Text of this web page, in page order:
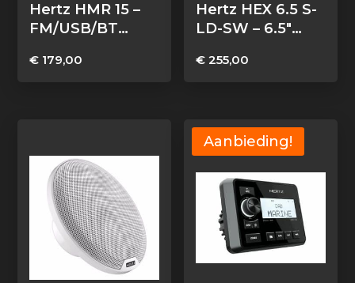
Hertz HMR 15 –
FM/USB/BT
€ 179,00
Hertz HEX 6.5 S-
LD-SW – 6.5″
coax speakers
€ 255,00
Aanbieding!